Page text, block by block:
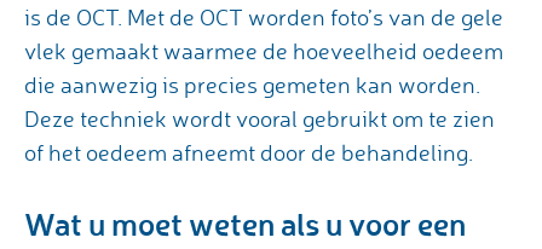
is de OCT. Met de OCT worden foto’s van de gele
vlek gemaakt waarmee de hoeveelheid oedeem
die aanwezig is precies gemeten kan worden.
Deze techniek wordt vooral gebruikt om te zien
of het oedeem afneemt door de behandeling.
Wat u moet weten als u voor een